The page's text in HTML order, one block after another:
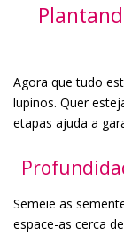
Agora que tudo
lupinos. Quer
etapas ajuda a
Semeie as
espace-as cerca